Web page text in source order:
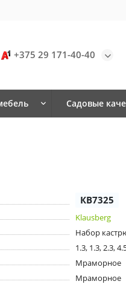
+375 29 171-40-40
Садовые
КВ7325
Klausberg
Набор
1.3, 1.3, 2.3,
Мраморное
Мраморное